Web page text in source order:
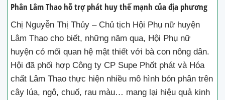
Phân Lâm Thao hỗ trợ phát huy thế mạnh của địa phương
Chị Nguyễn Thị Thủy – Chủ tịch Hội Phụ nữ huyện
Lâm Thao cho biết, những năm qua, Hội Phụ nữ
huyện có mối quan hệ mật thiết với bà con nông dân.
Hội đã phối hợp Công ty CP Supe Phốt phát và Hóa
chất Lâm Thao thực hiện nhiều mô hình bón phân trên
cây lúa, ngô, chuố, rau màu… mang lại hiệu quả kinh